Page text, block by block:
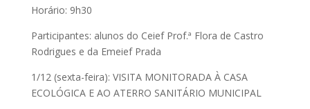
Horário: 9h30
Participantes: alunos do Ceief Prof.ª Flora de Castro
Rodrigues e da Emeief Prada
1/12 (sexta-feira): VISITA MONITORADA À CASA
ECOLÓGICA E AO ATERRO SANITÁRIO MUNICIPAL